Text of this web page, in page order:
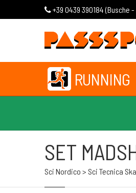
+39 0439 390184 (Busche -
RUNNING
SET
Sci Nordico > Sci Tecnica